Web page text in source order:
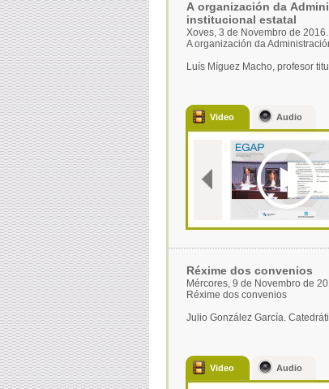
A organización da
institucional estatal
Xoves, 3 de Novembro de 2016.
A organización da
Luís Míguez Macho, profesor
Video Audio
Réxime dos convenios
Mércores, 9 de Novembro de
Réxime dos convenios
Julio González García.
Video Audio